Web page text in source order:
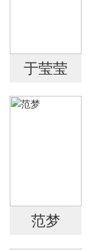
于莹莹
范梦